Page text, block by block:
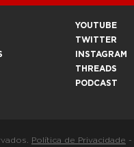
YOUTUBE
TWITTER
INSTAGRAM
THREADS
PODCAST
Política de Privacidade -